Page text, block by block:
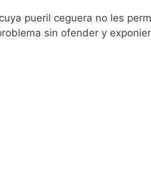
pueril ceguera no les
sin ofender y